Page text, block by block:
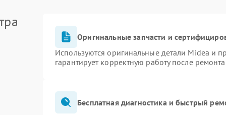
Оригинальные запчасти и
Используются оригинальные детали Midea и
гарантирует корректную работу после
Бесплатная диагностика и быстрый